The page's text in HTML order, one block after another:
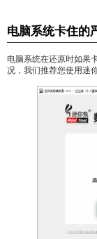
电脑系统卡住的
电脑系统在还原时如果
况，我们推荐您使用迷